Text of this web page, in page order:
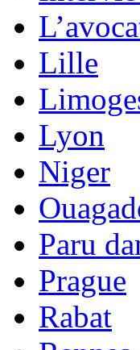
Lille
Lyon
Niger
Paru
Prague
Rabat